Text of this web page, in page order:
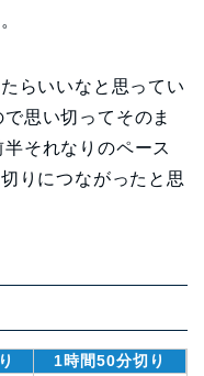
らいいなと思ってい
思い切ってそのま
それなりのペース
りにつながったと思
1時間50分切り